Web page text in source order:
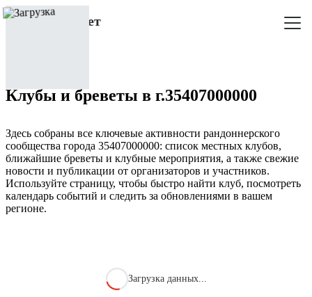
Клубы и бреветы в г.35407000000
Здесь собраны все ключевые активности рандоннерского
сообщества города 35407000000: список местных клубов,
ближайшие бреветы и клубные мероприятия, а также свежие
новости и публикации от организаторов и участников.
Используйте страницу, чтобы быстро найти клуб, посмотреть
календарь событий и следить за обновлениями в вашем
регионе.
Загрузка данных...